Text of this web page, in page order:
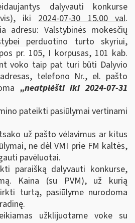
dalyvauti konkurse
iki2024-07-30 15.00 val.
adresu: Valstybinės mokesčių
perduotino turto skyriui,
pr. 105, I korpusas, 101 kab.
voko taip pat turi būti Dalyvio
telefono Nr., el. pašto
„neatplėšti iki 2024-07-31
pateikti pasiūlymai vertinami
už pašto vėlavimus ar kitus
ne dėl VMI prie FM kaltės,
pavėluotai.
paraišką dalyvauti konkurse,
Kaina (su PVM), už kurią
turtą, pasiūlyme nurodoma
užklijuotame voke su